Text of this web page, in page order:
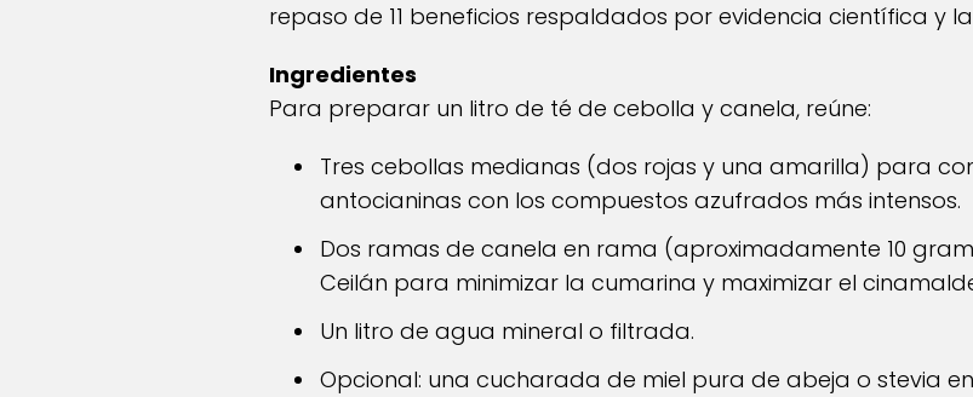
repaso de 11 beneficios respaldados por evidencia científica y
Ingredientes
Para preparar un litro de té de cebolla y canela, reúne:
Tres cebollas medianas (dos rojas y una amarilla) para
antocianinas con los compuestos azufrados más intensos.
Dos ramas de canela en rama (aproximadamente 10
Ceilán para minimizar la cumarina y maximizar el
Un litro de agua mineral o filtrada.
Opcional: una cucharada de miel pura de abeja o stevia